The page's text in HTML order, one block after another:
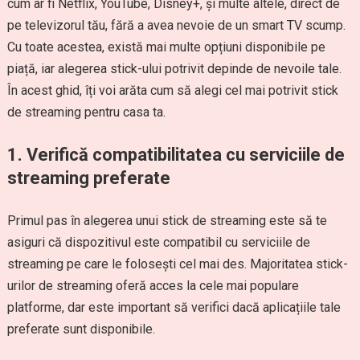
cum ar fi Netflix, YouTube, Disney+, și multe altele, direct de
pe televizorul tău, fără a avea nevoie de un smart TV scump.
Cu toate acestea, există mai multe opțiuni disponibile pe
piață, iar alegerea stick-ului potrivit depinde de nevoile tale.
În acest ghid, îți voi arăta cum să alegi cel mai potrivit stick
de streaming pentru casa ta.
1. Verifică compatibilitatea cu serviciile de
streaming preferate
Primul pas în alegerea unui stick de streaming este să te
asiguri că dispozitivul este compatibil cu serviciile de
streaming pe care le folosești cel mai des. Majoritatea stick-
urilor de streaming oferă acces la cele mai populare
platforme, dar este important să verifici dacă aplicațiile tale
preferate sunt disponibile.